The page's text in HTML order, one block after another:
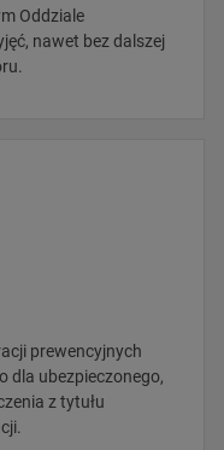
Oddziale
nawet bez dalszej
prewencyjnych
dla ubezpieczonego,
z tytułu